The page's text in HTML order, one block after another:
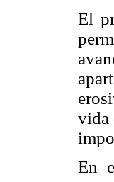
El
vida
En